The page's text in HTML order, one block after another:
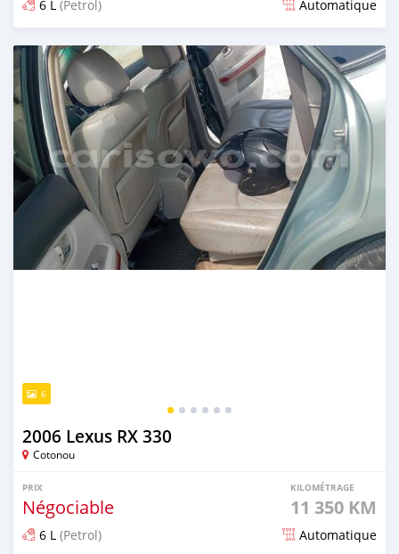
6 L (Petrol) Automatique
Publié il y a 4 mois
6
2006 Lexus RX 330
Cotonou
PRIX
Négociable
KILOMÉTRAGE
11 350 KM
6 L (Petrol) Automatique